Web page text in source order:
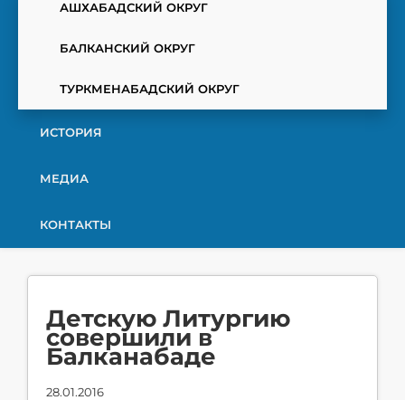
АШХАБАДСКИЙ ОКРУГ
БАЛКАНСКИЙ ОКРУГ
ТУРКМЕНАБАДСКИЙ ОКРУГ
ИСТОРИЯ
МЕДИА
КОНТАКТЫ
Детскую Литургию
совершили в
Балканабаде
28.01.2016